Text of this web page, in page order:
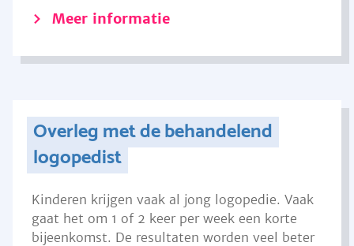
Meer informatie
Overleg met de behandelend
logopedist
Kinderen krijgen vaak al jong logopedie. Vaak
gaat het om 1 of 2 keer per week een korte
bijeenkomst. De resultaten worden veel beter